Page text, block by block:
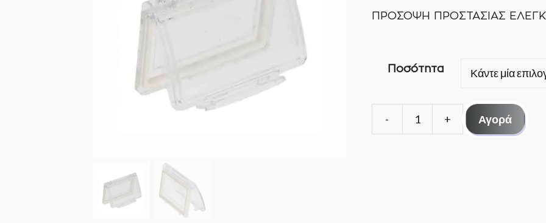
ΠΡΟΣΟΨΗ ΠΡΟΣΤΑΣΙΑΣ
Ποσότητα
ΠΡΟΣΟΨΗ
Αγορά